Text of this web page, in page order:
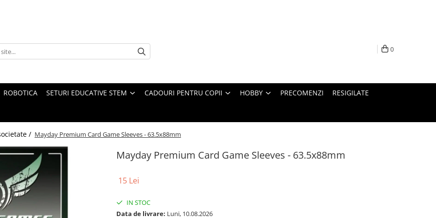
0
ROBOTICA SETURI EDUCATIVE STEM CADOURI PENTRU COPII HOBBY PRECOMENZI RESIGILATE
/ Mayday Premium Card Game Sleeves - 63.5x88mm
Mayday Premium Card Game Sleeves - 63.5x88mm
15 Lei
IN STOC
Data de livrare: Luni, 10.08.2026